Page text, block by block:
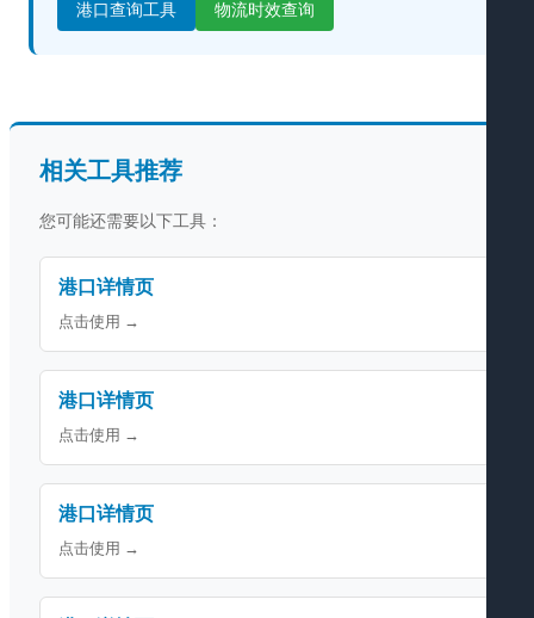
港口查询工具 物流时效查询
相关工具推荐
您可能还需要以下工具：
港口详情页
点击使用 →
港口详情页
点击使用 →
港口详情页
点击使用 →